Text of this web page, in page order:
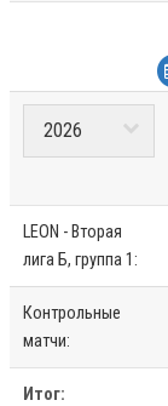
LEON - Вторая
лига Б, группа 1:
Контрольные
матчи:
Итог: